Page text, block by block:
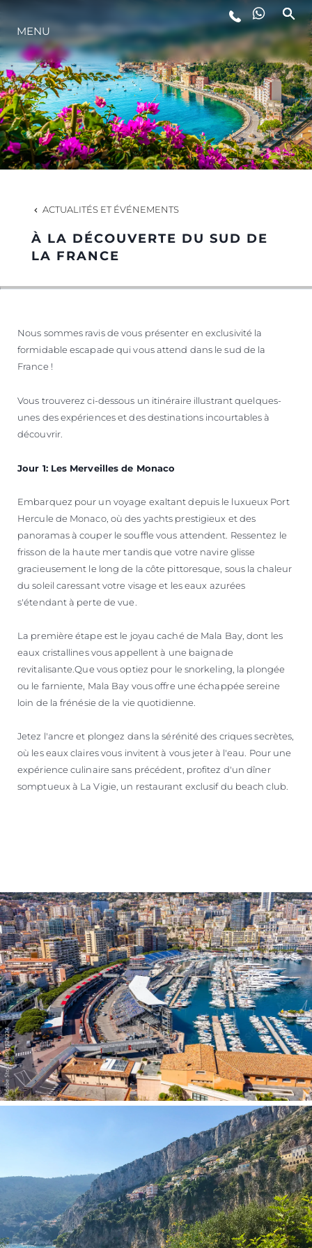
STYLE DE VIE
L'INNOVATION
LA SOCIÉTÉ
NOTRE ÉQUIPE
NOTRE HÉRITAGE
MENU
ACTUALITÉS ET ÉVÉNEMENTS
À LA DÉCOUVERTE DU SUD DE
LA FRANCE
Nous sommes ravis de vous présenter en exclusivité la
formidable escapade qui vous attend dans le sud de la
France !
Vous trouverez ci-dessous un itinéraire illustrant quelques-
unes des expériences et des destinations incourtables à
découvrir.
Jour 1: Les Merveilles de Monaco
Embarquez pour un voyage exaltant depuis le luxueux Port
Hercule de Monaco, où des yachts prestigieux et des
panoramas à couper le souffle vous attendent. Ressentez le
frisson de la haute mer tandis que votre navire glisse
gracieusement le long de la côte pittoresque, sous la chaleur
du soleil caressant votre visage et les eaux azurées
s'étendant à perte de vue.
La première étape est le joyau caché de Mala Bay, dont les
eaux cristallines vous appellent à une baignade
revitalisante.Que vous optiez pour le snorkeling, la plongée
ou le farniente, Mala Bay vous offre une échappée sereine
loin de la frénésie de la vie quotidienne.
Jetez l'ancre et plongez dans la sérénité des criques secrètes,
où les eaux claires vous invitent à vous jeter à l'eau. Pour une
expérience culinaire sans précédent, profitez d'un dîner
somptueux à La Vigie, un restaurant exclusif du beach club.